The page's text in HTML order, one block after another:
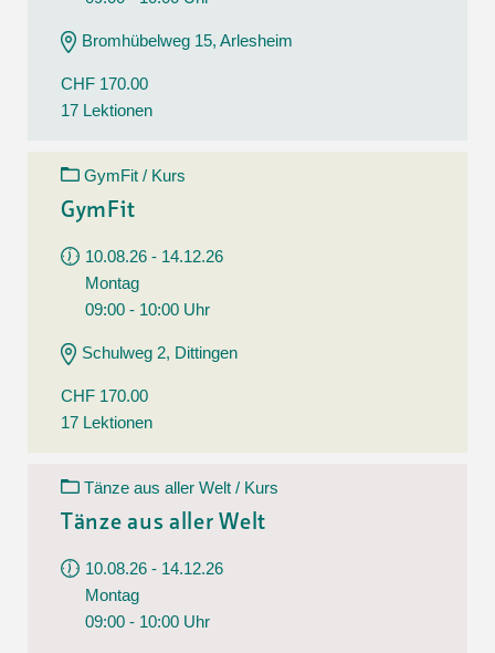
Bromhübelweg 15, Arlesheim
CHF 170.00
17 Lektionen
GymFit / Kurs
GymFit
10.08.26 - 14.12.26
Montag
09:00 - 10:00 Uhr
Schulweg 2, Dittingen
CHF 170.00
17 Lektionen
Tänze aus aller Welt / Kurs
Tänze aus aller Welt
10.08.26 - 14.12.26
Montag
09:00 - 10:00 Uhr